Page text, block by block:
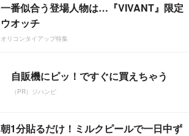
一番似合う登場人物は…『VIVANT』限定
ウオッチ
オリコンタイアップ特集
自販機にピッ！ですぐに買えちゃう
（PR）ジハンピ
朝1分貼るだけ！ミルクピールで一日中ず